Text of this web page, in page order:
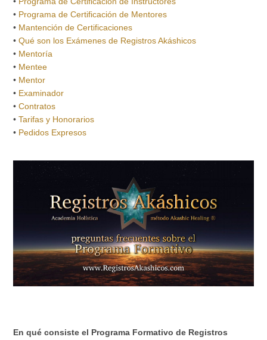
• Programa de Certificación de Mentores
• Mantención de Certificaciones
•Qué son los Exámenes de Registros Akáshicos
• Mentoría
• Mentee
• Mentor
• Examinador
•Contratos
•Tarifas y Honorarios
• Pedidos Expresos
En qué consiste el Programa Formativo de Registros